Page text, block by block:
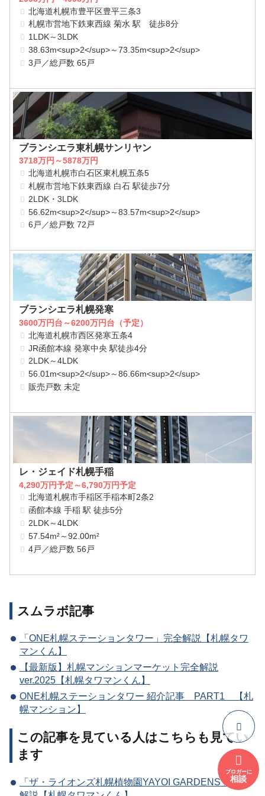
北海道札幌市豊平区豊平三条3
札幌市営地下鉄東西線 菊水 駅 徒歩8分
1LDK～3LDK
38.63m<sup>2</sup>～73.35m<sup>2</sup>
3戸／総戸数 65戸
ブランシエラ東札幌サンリヤン
3718万円～5878万円
北海道札幌市白石区東札幌五条5
札幌市営地下鉄東西線 白石 駅徒歩7分
2LDK・3LDK
56.62m<sup>2</sup>～83.57m<sup>2</sup>
6戸／総戸数 72戸
ブランシエラ札幌発寒
3600万円台～6200万円台（予定）
北海道札幌市西区発寒五条4
JR函館本線 発寒中央 駅徒歩4分
2LDK～4LDK
56.01m<sup>2</sup>～86.66m<sup>2</sup>
販売戸数 未定
レ・ジェイド札幌手稲
4,290万円予定～6,790万円予定
北海道札幌市手稲区手稲本町2条2
函館本線 手稲 駅 徒歩5分
2LDK～4LDK
57.54m²～92.00m²
4戸／総戸数 56戸
スムラボ記事
「ONE札幌ステーションタワー」完全解説【札幌タワ
マンくん】
【最新版】札幌マンションマーケット完全解説
ver.2025【札幌タワマンくん】
ONE札幌ステーションタワー 紹介記事 PART1 【札
幌マンション】
この記事を見ている人はこちらも見てい
ます
「ザ・ライオンズ札幌植物園YAYOI GARDENS」完全
ブロガーに
相談